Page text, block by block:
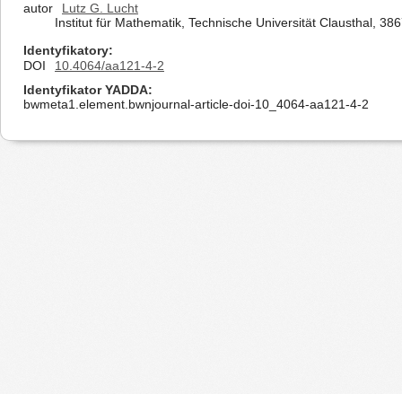
autor
Lutz G. Lucht
Institut für Mathematik, Technische Universität Clausthal,
Identyfikatory
DOI
10.4064/aa121-4-2
Identyfikator YADDA
bwmeta1.element.bwnjournal-article-doi-10_4064-aa121-4-2